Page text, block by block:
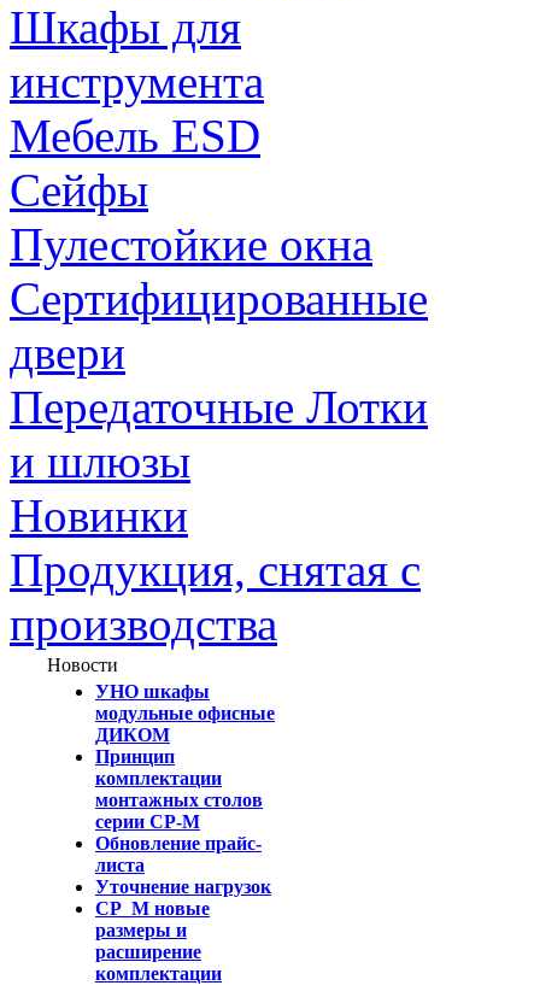
Шкафы для
инструмента
Мебель ESD
Сейфы
Пулестойкие окна
Сертифицированные
двери
Передаточные Лотки
и шлюзы
Новинки
Продукция, снятая с
производства
Новости
УНО шкафы
модульные офисные
ДИКОМ
Принцип
комплектации
монтажных столов
серии СР-М
Обновление прайс-
листа
Уточнение нагрузок
СР_М новые
размеры и
расширение
комплектации